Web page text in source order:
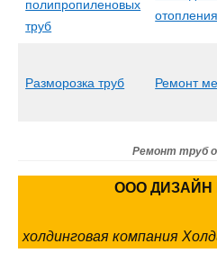
полипропиленовых
труб
Разморозка труб Ремонт
Ремонт труб
ООО ДИЗАЙН
холдинговая компания